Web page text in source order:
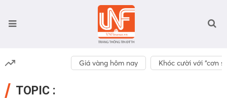
Giá vàng hôm nay Khóc cười với “cơn
TOPIC :